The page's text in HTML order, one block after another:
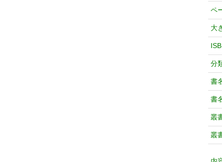
ペ
大
分
書
書
叢
叢